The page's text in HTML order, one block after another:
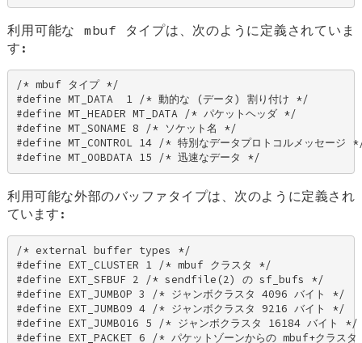
利用可能な mbuf タイプは、次のように定義されていま
す:
/* mbuf タイプ */
#define MT_DATA  1 /* 動的な (データ) 割り付け */
#define MT_HEADER MT_DATA /* パケットヘッダ */
#define MT_SONAME 8 /* ソケット名 */
#define MT_CONTROL 14 /* 特別なデータプロトコルメッセー
#define MT_OOBDATA 15 /* 迅速なデータ */
利用可能な外部のバッファタイプは、次のように定義され
ています:
/* external buffer types */
#define EXT_CLUSTER 1 /* mbuf クラスタ */
#define EXT_SFBUF 2 /* sendfile(2) の sf_bufs */
#define EXT_JUMBOP 3 /* ジャンボクラスタ 4096 バイト */
#define EXT_JUMBO9 4 /* ジャンボクラスタ 9216 バイト */
#define EXT_JUMBO16 5 /* ジャンボクラスタ 16184 バイト
#define EXT_PACKET 6 /* パケットゾーンからの mbuf+クラス